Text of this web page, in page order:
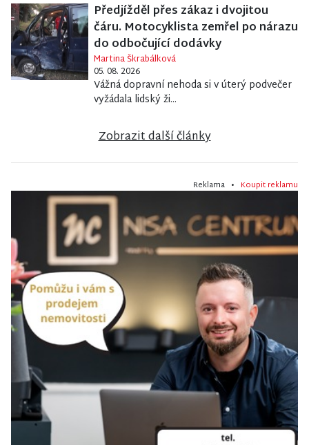
Předjížděl přes zákaz i dvojitou
čáru. Motocyklista zemřel po nárazu
do odbočující dodávky
Martina Škrabálková
05. 08. 2026
Vážná dopravní nehoda si v úterý podvečer
vyžádala lidský ži...
Zobrazit další články
Reklama • Koupit reklamu